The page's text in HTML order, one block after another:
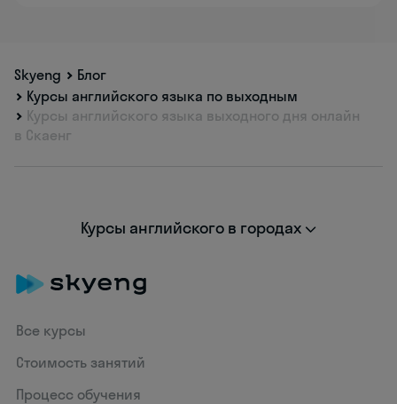
Skyeng
Блог
Курсы английского языка по выходным
Курсы английского языка выходного дня онлайн
в Скаенг
Курсы английского в городах
Все курсы
Стоимость занятий
Процесс обучения